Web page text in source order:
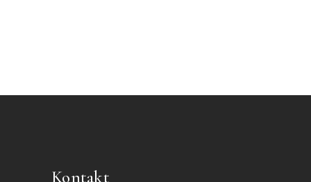
Kontakt